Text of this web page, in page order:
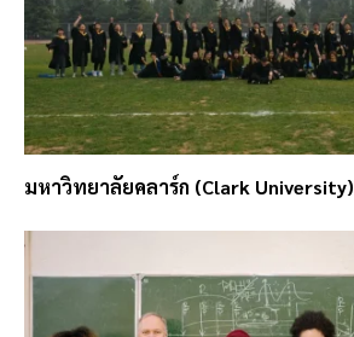
มหาวิทยาลัยคลาร์ก (Clark University)